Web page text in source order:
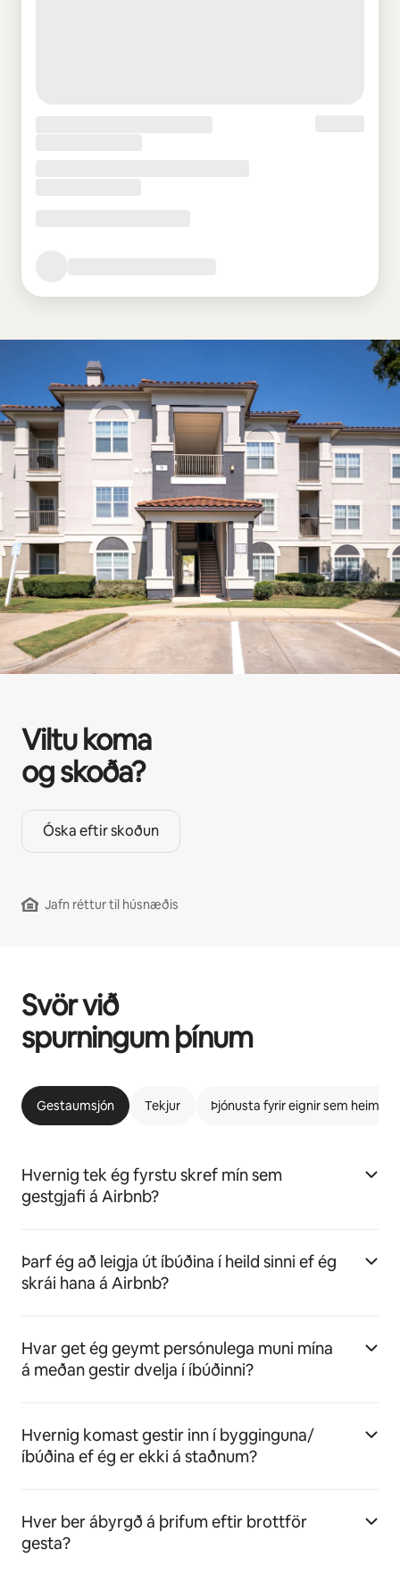
Viltu koma
og skoða?
Óska eftir skoðun
Jafn réttur til húsnæðis
Svör við
spurningum þínum
Gestaumsjón Tekjur Þjónusta fyrir eignir sem heimila
Hvernig tek ég fyrstu skref mín sem
gestgjafi á Airbnb?
Þarf ég að leigja út íbúðina í heild sinni ef ég
skrái hana á Airbnb?
Hvar get ég geymt persónulega muni mína
á meðan gestir dvelja í íbúðinni?
Hvernig komast gestir inn í bygginguna/
íbúðina ef ég er ekki á staðnum?
Hver ber ábyrgð á þrifum eftir brottför
gesta?